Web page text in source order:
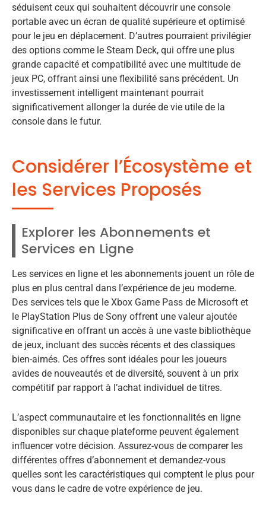
séduisent ceux qui souhaitent découvrir une console
portable avec un écran de qualité supérieure et optimisé
pour le jeu en déplacement. D’autres pourraient privilégier
des options comme le Steam Deck, qui offre une plus
grande capacité et compatibilité avec une multitude de
jeux PC, offrant ainsi une flexibilité sans précédent. Un
investissement intelligent maintenant pourrait
significativement allonger la durée de vie utile de la
console dans le futur.
Considérer l’Écosystème et
les Services Proposés
Explorer les Abonnements et
Services en Ligne
Les services en ligne et les abonnements jouent un rôle de
plus en plus central dans l’expérience de jeu moderne.
Des services tels que le Xbox Game Pass de Microsoft et
le PlayStation Plus de Sony offrent une valeur ajoutée
significative en offrant un accès à une vaste bibliothèque
de jeux, incluant des succès récents et des classiques
bien-aimés. Ces offres sont idéales pour les joueurs
avides de nouveautés et de diversité, souvent à un prix
compétitif par rapport à l’achat individuel de titres.
L’aspect communautaire et les fonctionnalités en ligne
disponibles sur chaque plateforme peuvent également
influencer votre décision. Assurez-vous de comparer les
différentes offres d’abonnement et demandez-vous
quelles sont les caractéristiques qui comptent le plus pour
vous dans le cadre de votre expérience de jeu.